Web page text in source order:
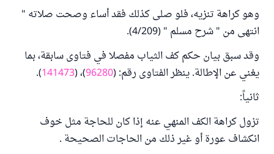
وهو كراهة تنزيه، فلو صلى كذلك فقد أساء وصحت صلاته "
انتهى من " شرح مسلم " (4/209).
وقد سبق بيان حكم كف الثياب مفصلا في فتاوى سابقة، بما
يغني عن الإطالة. ينظر الفتاوى رقم: (96280)، (141473
).
ثانياً:
تزول كراهة الكف المنهي عنه إذا كان للحاجة مثل خوف
انكشاف عورة أو غير ذلك من الحاجات الصحيحة .